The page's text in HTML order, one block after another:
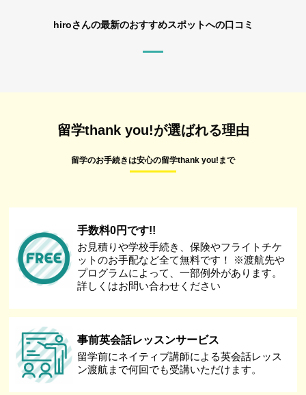
hiroさんの最新のおすすめスポットへの口コミ
留学thank you!が選ばれる理由
留学のお手続きは安心の留学thank you!まで
手数料0円です!!
お見積りや学校手続き、保険やフライトチケ
ットのお手配など全て無料です！ ※渡航先や
プログラムによって、一部例外があります。
詳しくはお問い合わせください
事前英会話レッスンサービス
留学前にネイティブ講師による英会話レッス
ン渡航まで何回でも受講いただけます。